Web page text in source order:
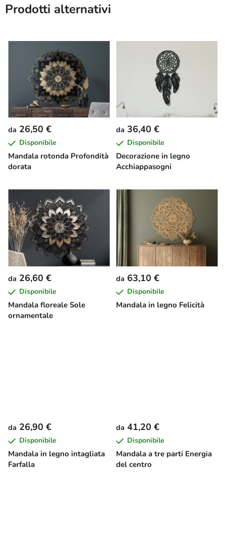
Prodotti alternativi
Mandala rotonda Profondità
dorata
da 26,50 €
Disponibile
Decorazione in legno
Acchiappasogni
da 36,40 €
Disponibile
Mandala floreale Sole
ornamentale
da 26,60 €
Disponibile
Mandala in legno Felicità
da 63,10 €
Disponibile
Mandala in legno intagliata
Farfalla
da 26,90 €
Disponibile
Mandala a tre parti Energia
del centro
da 41,20 €
Disponibile